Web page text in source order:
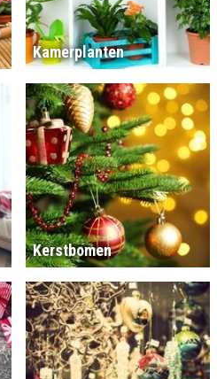
Kamerplanten
Kerstbomen